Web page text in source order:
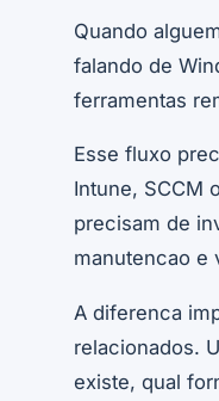
Quando
falando de
ferramentas
Esse fluxo
Intune, SCCM
precisam de
manutencao e
A diferenca
relacionados.
existe, qual